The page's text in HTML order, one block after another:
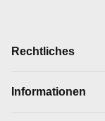
Rechtliches
Informationen